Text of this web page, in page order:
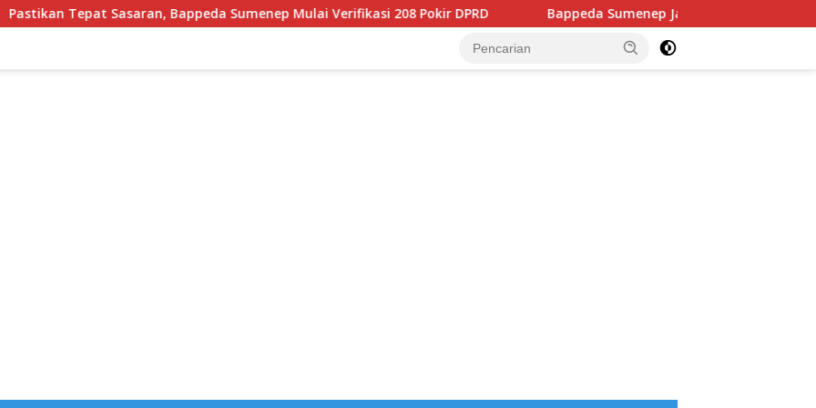
Tepat Sasaran, Bappeda Sumenep Mulai Verifikasi 208 Pokir DPRD Bappeda Sumenep Jadikan HUT RI Momentum